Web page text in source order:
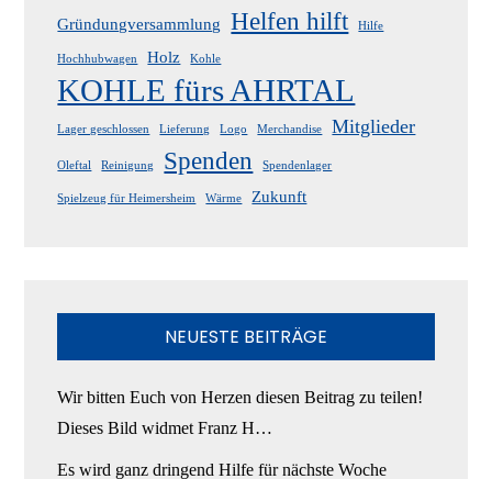
Gründungversammlung Helfen hilft Hilfe
Hochhubwagen Holz Kohle
KOHLE fürs AHRTAL
Lager geschlossen Lieferung Logo Merchandise Mitglieder
Oleftal Reinigung Spenden Spendenlager
Spielzeug für Heimersheim Wärme Zukunft
NEUESTE BEITRÄGE
Wir bitten Euch von Herzen diesen Beitrag zu teilen!
Dieses Bild widmet Franz H…
Es wird ganz dringend Hilfe für nächste Woche